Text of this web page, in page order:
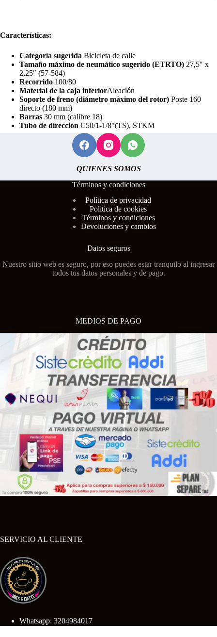
Características:
Categoría sugerida Bicicleta de calle
Tamaño máximo de neumático sugerido (ETRTO) 27,5″ x
2,25″ (57-584)
Recorrido 100/80
Material de la caja inferiorAleación
Soporte de freno (diámetro máximo del rotor) Poste 160
directo (180 mm)
Barras 30 mm (calibre 18)
Tubo de dirección C50/1-1/8″(TS), STKM
QUIENES SOMOS
Términos y condiciones
Política de privacidad
Política de cookies
Términos y condiciones
Devoluciones y cambios
Datos seguros
Nuestro sitio web es seguro, por eso puedes estar tranquilo al ingresar
todos tus datos personales y de pago.
MEDIOS DE PAGO
SERVICIO AL CLIENTE
Whatsapp: 3204984017